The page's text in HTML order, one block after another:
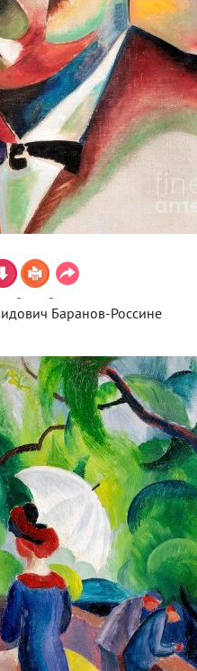
Баранов-Россине